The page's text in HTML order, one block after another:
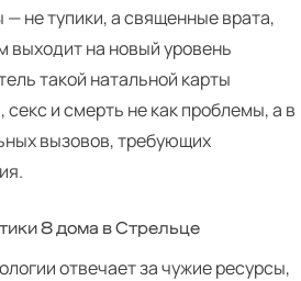
— не тупики, а священные врата,
выходит на новый уровень
такой натальной карты
секс и смерть не как проблемы, а в
вызовов, требующих
8 дома в Стрельце
отвечает за чужие ресурсы,